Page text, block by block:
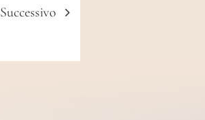
Successivo